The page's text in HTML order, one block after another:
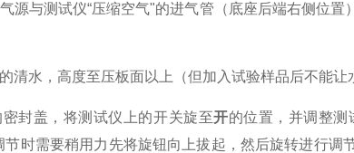
源与测试仪“压缩空气"的进气管（底座后端右侧位
清水，高度至压板面以上（但加入试验样品后不能让
封盖，将测试仪上的开关旋至开的位置，并调整
节时需要稍用力先将旋钮向上拔起，然后旋转进行